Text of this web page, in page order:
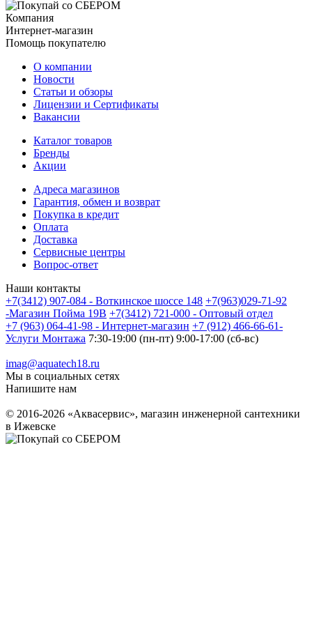
Компания
Интернет-магазин
Помощь покупателю
О компании
Новости
Статьи и обзоры
Лицензии и Сертификаты
Вакансии
Каталог товаров
Бренды
Акции
Адреса магазинов
Гарантия, обмен и возврат
Покупка в кредит
Оплата
Доставка
Сервисные центры
Вопрос-ответ
Наши контакты
+7(3412) 907-084 - Воткинское шоссе 148 +7(963)029-71-92
-Магазин Пойма 19В +7(3412) 721-000 - Оптовый отдел
+7 (963) 064-41-98 - Интернет-магазин +7 (912) 466-66-61-
Услуги Монтажа 7:30-19:00 (пн-пт) 9:00-17:00 (сб-вс)
imag@aquatech18.ru
Мы в социальных сетях
Напишите нам
© 2016-2026 «Аквасервис», магазин инженерной сантехники
в Ижевске